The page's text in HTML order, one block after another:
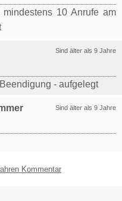
10 Anrufe am
Sind älter als 9 Jahre
- aufgelegt
Sind älter als 9 Jahre
Kommentar